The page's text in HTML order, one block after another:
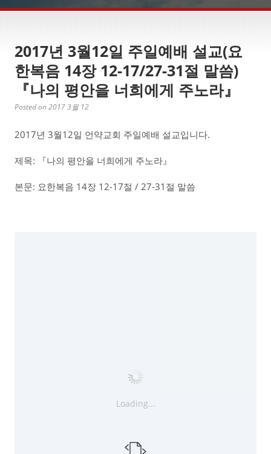
2017년 3월12일 주일예배 설교(요
한복음 14장 12-17/27-31절 말씀)
『나의 평안을 너희에게 주노라』
Posted on 2017 3월 12
2017년 3월12일 언약교회 주일예배 설교입니다.
제목: 『나의 평안을 너희에게 주노라』
본문: 요한복음 14장 12-17절 / 27-31절 말씀
Loading...